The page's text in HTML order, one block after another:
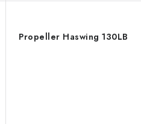
Propeller Haswing 130LB